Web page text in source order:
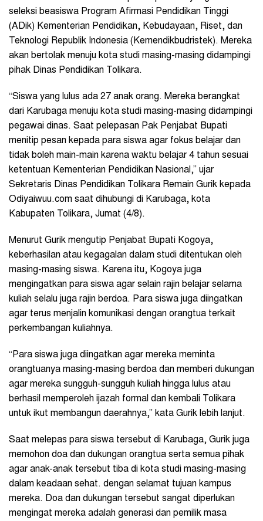
seleksi beasiswa Program Afirmasi Pendidikan Tinggi
(ADik) Kementerian Pendidikan, Kebudayaan, Riset, dan
Teknologi Republik Indonesia (Kemendikbudristek). Mereka
akan bertolak menuju kota studi masing-masing didampingi
pihak Dinas Pendidikan Tolikara.
“Siswa yang lulus ada 27 anak orang. Mereka berangkat
dari Karubaga menuju kota studi masing-masing didampingi
pegawai dinas. Saat pelepasan Pak Penjabat Bupati
menitip pesan kepada para siswa agar fokus belajar dan
tidak boleh main-main karena waktu belajar 4 tahun sesuai
ketentuan Kementerian Pendidikan Nasional,” ujar
Sekretaris Dinas Pendidikan Tolikara Remain Gurik kepada
Odiyaiwuu.com saat dihubungi di Karubaga, kota
Kabupaten Tolikara, Jumat (4/8).
Menurut Gurik mengutip Penjabat Bupati Kogoya,
keberhasilan atau kegagalan dalam studi ditentukan oleh
masing-masing siswa. Karena itu, Kogoya juga
mengingatkan para siswa agar selain rajin belajar selama
kuliah selalu juga rajin berdoa. Para siswa juga diingatkan
agar terus menjalin komunikasi dengan orangtua terkait
perkembangan kuliahnya.
“Para siswa juga diingatkan agar mereka meminta
orangtuanya masing-masing berdoa dan memberi dukungan
agar mereka sungguh-sungguh kuliah hingga lulus atau
berhasil memperoleh ijazah formal dan kembali Tolikara
untuk ikut membangun daerahnya,” kata Gurik lebih lanjut.
Saat melepas para siswa tersebut di Karubaga, Gurik juga
memohon doa dan dukungan orangtua serta semua pihak
agar anak-anak tersebut tiba di kota studi masing-masing
dalam keadaan sehat. dengan selamat tujuan kampus
mereka. Doa dan dukungan tersebut sangat diperlukan
mengingat mereka adalah generasi dan pemilik masa